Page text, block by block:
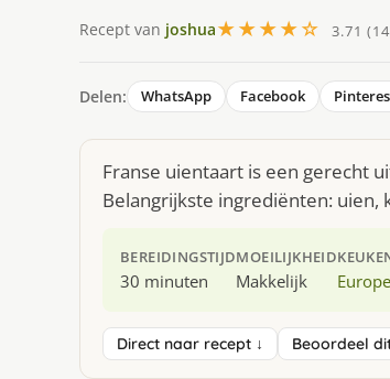
Recept van joshua★★★★☆ 3.71
Delen: WhatsApp Facebook
Franse uientaart is een gerecht
Belangrijkste ingrediënten: uien,
BEREIDINGSTIJD
30 minuten
MOEILIJKHEID
Makkelijk
Direct naar recept ↓ Beoordeel